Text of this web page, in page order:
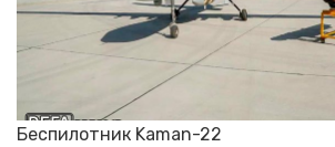
Беспилотник Kaman-22